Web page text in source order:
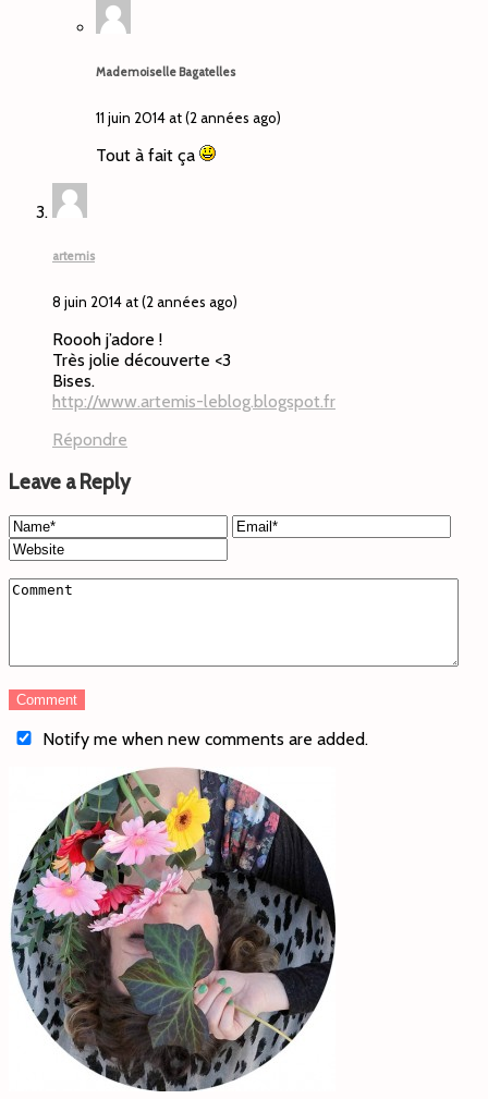
Mademoiselle Bagatelles
11 juin 2014 at (2 années ago)
Tout à fait ça
artemis
8 juin 2014 at (2 années ago)
Roooh j’adore !
Très jolie découverte <3
Bises.
http://www.artemis-leblog.blogspot.fr
Répondre
Leave a Reply
Notify me when new comments are added.